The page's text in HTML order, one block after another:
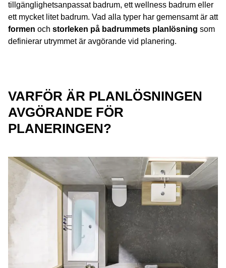
tillgänglighetsanpassat badrum, ett wellness badrum eller
ett mycket litet badrum. Vad alla typer har gemensamt är att
formen och storleken på badrummets planlösning som
definierar utrymmet är avgörande vid planering.
VARFÖR ÄR PLANLÖSNINGEN
AVGÖRANDE FÖR
PLANERINGEN?